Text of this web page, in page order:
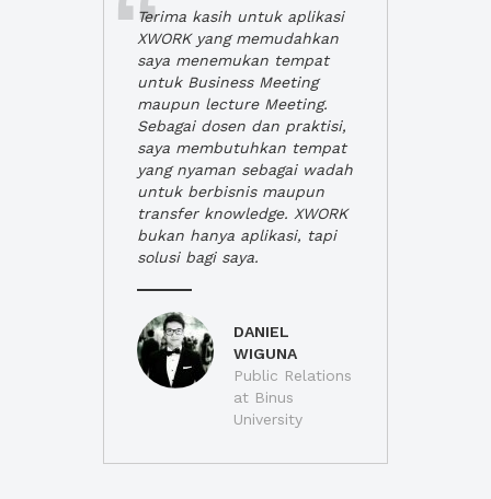
Terima kasih untuk aplikasi
XWORK yang memudahkan
saya menemukan tempat
untuk Business Meeting
maupun lecture Meeting.
Sebagai dosen dan praktisi,
saya membutuhkan tempat
yang nyaman sebagai wadah
untuk berbisnis maupun
transfer knowledge. XWORK
bukan hanya aplikasi, tapi
solusi bagi saya.
DANIEL
WIGUNA
Public Relations
at Binus
University